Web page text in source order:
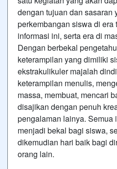
dengan tujuan dan sasaran
perkembangan siswa di era
informasi ini, serta era di
Dengan berbekal
keterampilan yang dimiliki
ekstrakulikuler majalah
keterampilan menulis,
massa, membuat, mencari
disajikan dengan penuh
pengalaman lainya. Semua
menjadi bekal bagi siswa,
dikemudian hari baik bagi
orang lain.